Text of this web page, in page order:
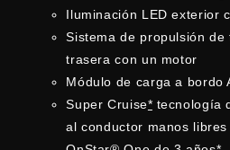
Iluminación LED exterior
Sistema de propulsión de
trasera con un motor
Módulo de carga a bordo
Super Cruise*tecnología
al conductor manos libres